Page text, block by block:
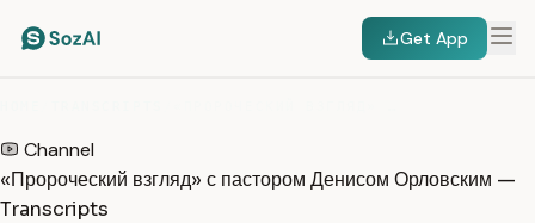
Get App
Channel
«Пророческий взгляд» с пастором Денисом Орловским —
Transcripts